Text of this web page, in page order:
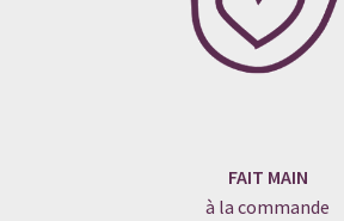
FAIT MAIN
à la commande